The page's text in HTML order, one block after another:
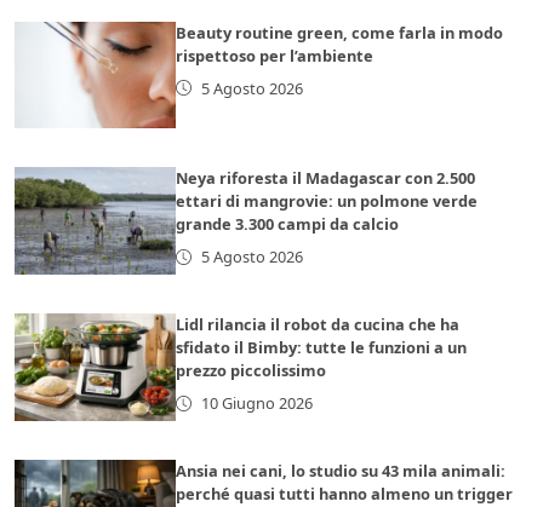
Beauty routine green, come farla in modo
rispettoso per l’ambiente
5 Agosto 2026
Neya riforesta il Madagascar con 2.500
ettari di mangrovie: un polmone verde
grande 3.300 campi da calcio
5 Agosto 2026
Lidl rilancia il robot da cucina che ha
sfidato il Bimby: tutte le funzioni a un
prezzo piccolissimo
10 Giugno 2026
Ansia nei cani, lo studio su 43 mila animali:
perché quasi tutti hanno almeno un trigger